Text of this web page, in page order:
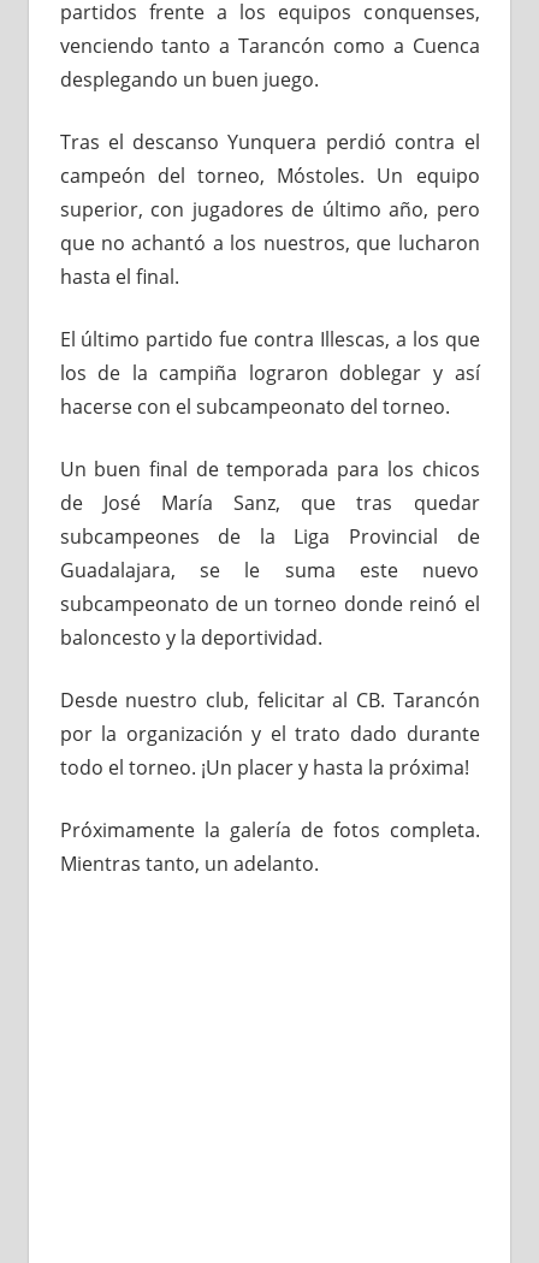
partidos frente a los equipos conquenses,
venciendo tanto a Tarancón como a Cuenca
desplegando un buen juego.
Tras el descanso Yunquera perdió contra el
campeón del torneo, Móstoles. Un equipo
superior, con jugadores de último año, pero
que no achantó a los nuestros, que lucharon
hasta el final.
El último partido fue contra Illescas, a los que
los de la campiña lograron doblegar y así
hacerse con el subcampeonato del torneo.
Un buen final de temporada para los chicos
de José María Sanz, que tras quedar
subcampeones de la Liga Provincial de
Guadalajara, se le suma este nuevo
subcampeonato de un torneo donde reinó el
baloncesto y la deportividad.
Desde nuestro club, felicitar al CB. Tarancón
por la organización y el trato dado durante
todo el torneo. ¡Un placer y hasta la próxima!
Próximamente la galería de fotos completa.
Mientras tanto, un adelanto.